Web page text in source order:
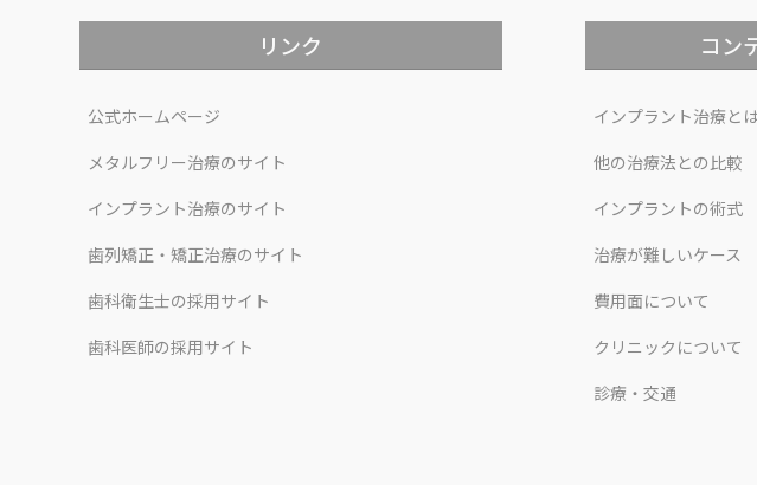
リンク
公式ホームページ
メタルフリー治療のサイト
インプラント治療のサイト
歯列矯正・矯正治療のサイト
歯科衛生士の採用サイト
歯科医師の採用サイト
コン
インプラント治療と
他の治療法との比較
インプラントの術式
治療が難しいケース
費用面について
クリニックについて
診療・交通